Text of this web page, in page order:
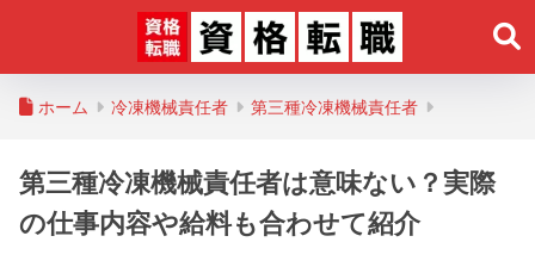
ホーム 冷凍機械責任者 第三種冷凍機械責任者
第三種冷凍機械責任者は意味ない？実際
の仕事内容や給料も合わせて紹介